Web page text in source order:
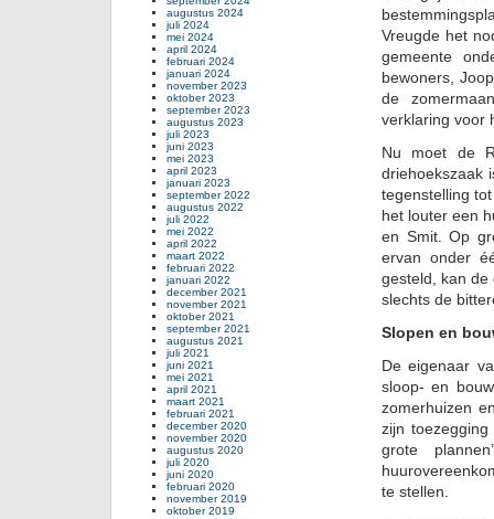
Vreugde het
gemeente
bewoners,
de
verklaring voor
Nu moet de
driehoekszaak
tegenstelling
het louter een
en Smit. Op
ervan onder
gesteld, kan
slechts de
Slopen en
De eigenaar
sloop- en
zomerhuizen
zijn
grote
te stellen.
augustus 2024
juli 2024
mei 2024
april 2024
februari 2024
januari 2024
november 2023
oktober 2023
september 2023
augustus 2023
juli 2023
juni 2023
mei 2023
april 2023
januari 2023
september 2022
augustus 2022
juli 2022
mei 2022
april 2022
maart 2022
februari 2022
januari 2022
december 2021
november 2021
oktober 2021
september 2021
augustus 2021
juli 2021
juni 2021
mei 2021
april 2021
maart 2021
februari 2021
december 2020
november 2020
augustus 2020
juli 2020
juni 2020
februari 2020
november 2019
oktober 2019